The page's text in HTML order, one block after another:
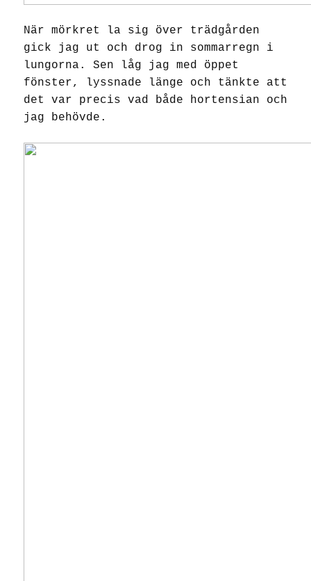
När mörkret la sig över trädgården
gick jag ut och drog in sommarregn i
lungorna. Sen låg jag med öppet
fönster, lyssnade länge och tänkte att
det var precis vad både hortensian och
jag behövde.